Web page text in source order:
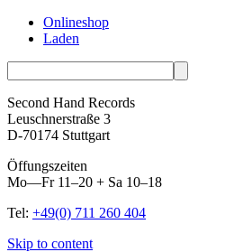
Onlineshop
Laden
Second Hand Records
Leuschnerstraße 3
D-70174 Stuttgart
Öffungszeiten
Mo—Fr 11–20 + Sa 10–18
Tel: +49(0) 711 260 404
Skip to content